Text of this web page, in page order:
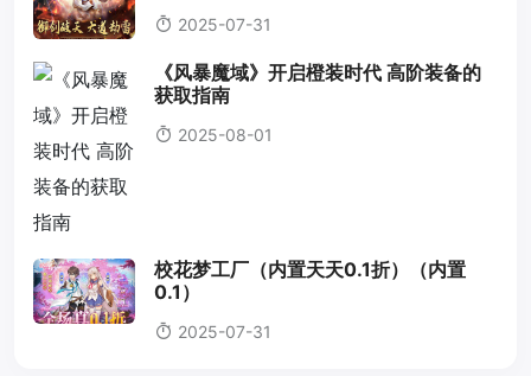
2025-07-31
《风暴魔域》开启橙装时代 高阶装备的
获取指南
2025-08-01
校花梦工厂（内置天天0.1折）（内置
0.1）
2025-07-31